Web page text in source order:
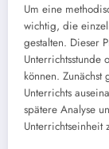
Um eine
wichtig, die
gestalten. Dieser
Unterrichtsstunde
können.
Unterrichts
spätere Analyse
Unterrichtseinheit